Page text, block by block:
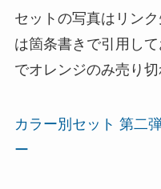
セットの写真はリン
は箇条書きで引用し
でオレンジのみ売り
カラー別セット 第二
ー